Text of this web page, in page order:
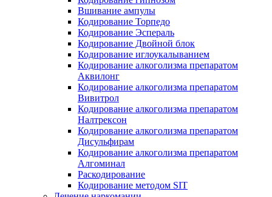
Вшивание ампулы
Кодирование Торпедо
Кодирование Эспераль
Кодирование Двойной блок
Кодирование иглоукалыванием
Кодирование алкоголизма препаратом
Аквилонг
Кодирование алкоголизма препаратом
Вивитрол
Кодирование алкоголизма препаратом
Налтрексон
Кодирование алкоголизма препаратом
Дисульфирам
Кодирование алкоголизма препаратом
Алгоминал
Раскодирование
Кодирование методом SIT